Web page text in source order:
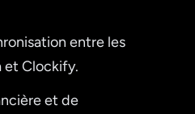
entre les
et Clockify.
et de